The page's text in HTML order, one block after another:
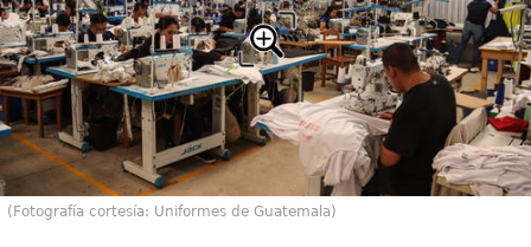
(Fotografía cortesía: Uniformes de Guatemala)